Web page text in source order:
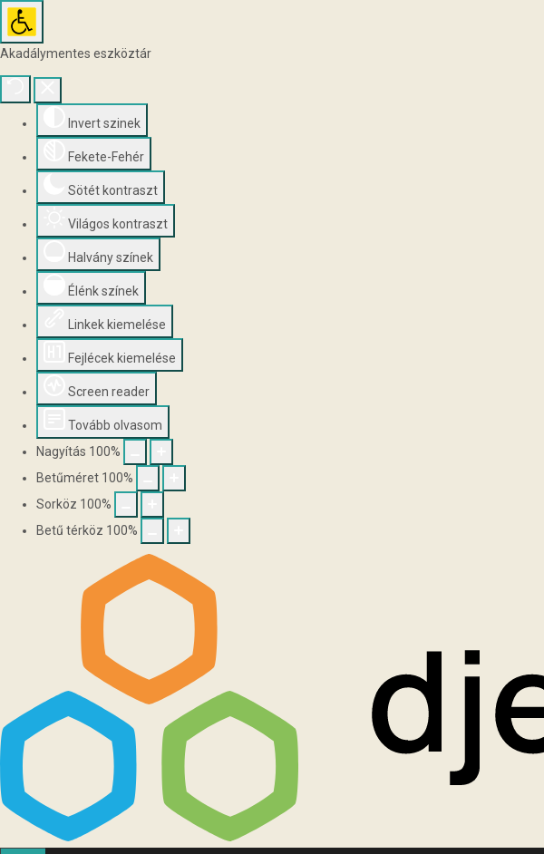
Akadálymentes eszköztár
Invert szinek
Fekete-Fehér
Sötét kontraszt
Világos kontraszt
Halvány színek
Élénk színek
Linkek kiemelése
Fejlécek kiemelése
Screen reader
Tovább olvasom
Nagyítás 100%
Betűméret 100%
Sorköz 100%
Betű térköz 100%